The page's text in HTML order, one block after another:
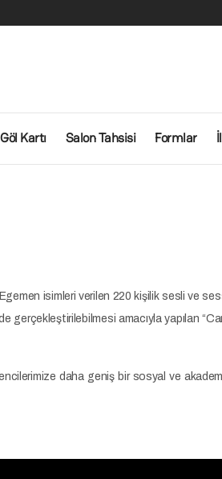
Kartı Salon Tahsisi Formlar
isimleri verilen 220 kişilik sesli ve
gerçekleştirilebilmesi amacıyla yapılan
daha geniş bir sosyal ve